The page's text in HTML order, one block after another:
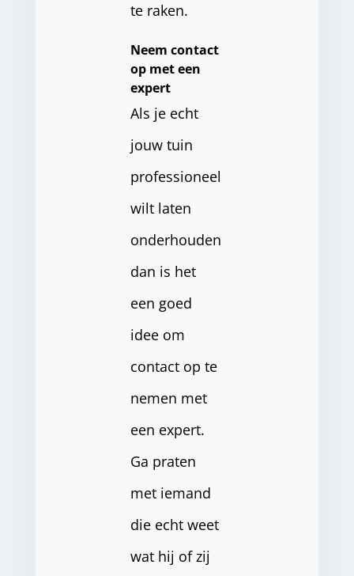
te raken.
Neem contact
op met een
expert
Als je echt
jouw tuin
professioneel
wilt laten
onderhouden
dan is het
een goed
idee om
contact op te
nemen met
een expert.
Ga praten
met iemand
die echt weet
wat hij of zij